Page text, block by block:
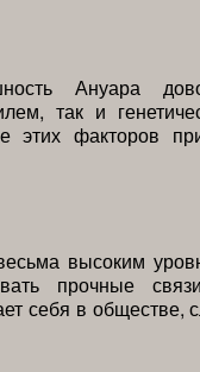
Ануара
так и
этих факторов
высоким
прочные
себя в обществе,